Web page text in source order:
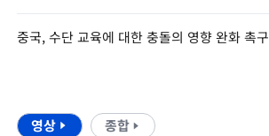
중국, 수단 교육에 대한 충돌의 영향 완화 촉구
영상 종합